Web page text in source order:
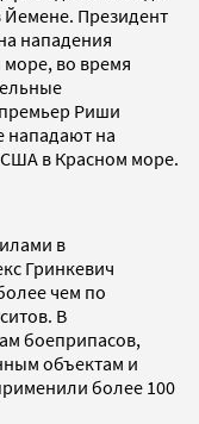
Йемене. Президент
нападения
море, во время
Риши
нападают на
в Красном море.
в
Гринкевич
чем по
В
боеприпасов,
объектам и
более 100